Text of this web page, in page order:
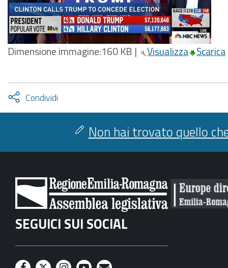
Dimensione immagine:160 KB | Visualizza Scarica
Condividi
facebook
twitter
Attiva
condividi
Non hai trovato quello
SEGUICI SUI SOCIAL